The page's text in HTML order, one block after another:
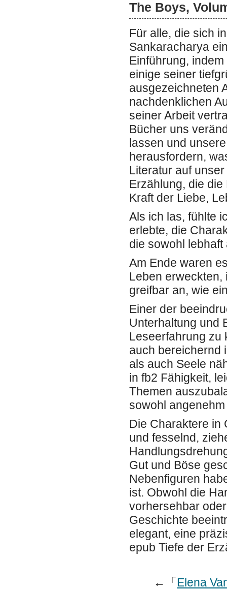
The Boys,
Für alle, die sich
Sankaracharya
Einführung,
einige seiner
ausgezeichneten
nachdenklichen
seiner Arbeit
Bücher uns
lassen und
herausfordern,
Literatur auf
Erzählung, die
Kraft der Liebe,
Als ich las, fühlte
erlebte, die
die sowohl
Am Ende waren
Leben erweckten,
greifbar an, wie
Einer der
Unterhaltung und
Leseerfahrung zu
auch bereichernd
als auch Seele
in fb2 Fähigkeit,
Themen
sowohl
Die Charaktere in
und fesselnd,
Gut und Böse
Nebenfiguren
ist. Obwohl die
vorhersehbar
Geschichte
elegant, eine
epub Tiefe der
←「Elena